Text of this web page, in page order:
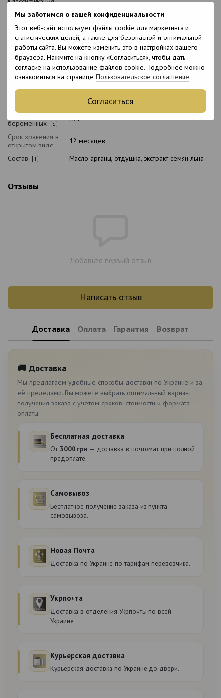
Мы заботимся о вашей конфиденциальности
Этот веб-сайт использует файлы cookie для маркетинга и
статистических целей, а также для безопасной и оптимальной
работы сайта. Вы можете изменить это в настройках вашего
браузера. Нажмите на кнопку «Согласиться», чтобы дать
согласие на использование файлов cookie. Подробнее можно
ознакомиться на странице Пользовательское соглашение.
Согласиться
косметики
Тип домашнего
ухода
Послепроцедурный
Тип волос
Все типы волос, Сухие
Тип кожи
головы
Все типы кожи
Назначение
Восстановление, Для блеска, Питание,
Разглаживание, Увлажнение
Подходит для
беременных
Нет
Срок хранения в
открытом виде
12 месяцев
Состав
Масло арганы, отдушка, экстракт семян льна
Отзывы
Добавьте первый отзыв
Написать отзыв
Доставка Оплата Гарантия Возврат
🚚 Доставка
Мы предлагаем удобные способы доставки по Украине и за
её пределами. Вы можете выбрать оптимальный вариант
получения заказа с учётом сроков, стоимости и формата
оплаты.
Бесплатная доставка
От 3000 грн — доставка в почтомат при полной
предоплате.
Самовывоз
Бесплатное получение заказа из пункта
самовывоза.
Новая Почта
Доставка по Украине по тарифам перевозчика.
Укрпочта
Доставка в отделения Укрпочты по всей
Украине.
Курьерская доставка
Курьерская доставка по Украине до двери.